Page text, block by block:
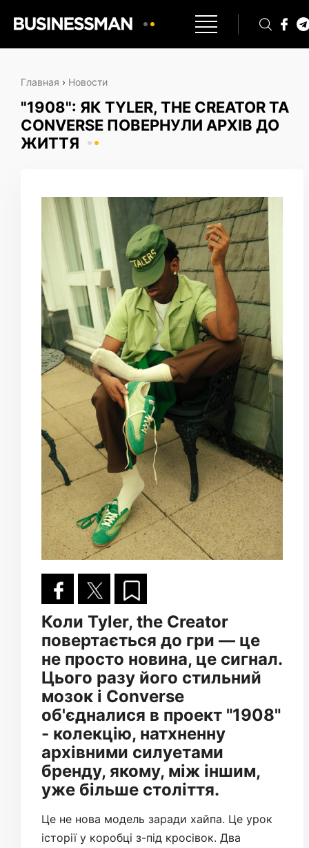
Главная › Новости
"1908": ЯК TYLER, THE CREATOR ТА
CONVERSE ПОВЕРНУЛИ АРХІВ ДО
ЖИТТЯ
Коли Tyler, the Creator
повертається до гри — це
не просто новина, це сигнал.
Цього разу його стильний
мозок і Converse
об'єдналися в проект "1908"
- колекцію, натхненну
архівними силуетами
бренду, якому, між іншим,
уже більше століття.
Це не нова модель заради хайпа. Це урок
історії у коробці з-під кросівок. Два